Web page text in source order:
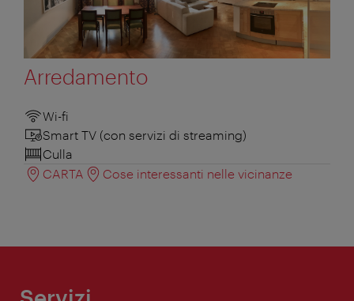
Arredamento
Wi-fi
Smart TV (con servizi di streaming)
Culla
CARTA
Cose interessanti nelle vicinanze